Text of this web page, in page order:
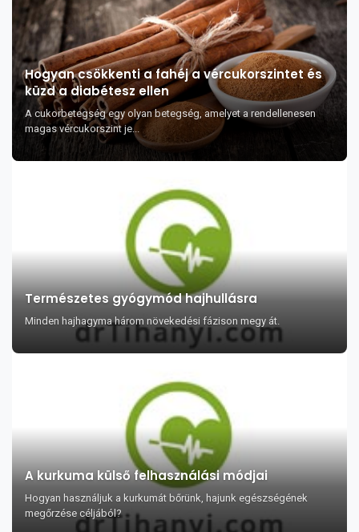
Hogyan csökkenti a fahéj a vércukorszintet és
küzd a diabétesz ellen
A cukorbetegség egy olyan betegség, amelyet a rendellenesen
magas vércukorszint je...
Természetes gyógymód hajhullásra
Minden hajhagyma három növekedési fázison megy át.
A kurkuma külső felhasználási módjai
Hogyan használjuk a kurkumát bőrünk, hajunk egészségének
megőrzése céljából?